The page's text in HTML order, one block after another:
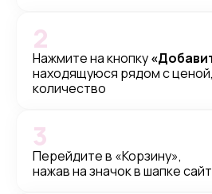
Нажмите на кнопку
находящуюся рядом с
количество
2
Перейдите в «Корзину»,
нажав на значок в шапке
3